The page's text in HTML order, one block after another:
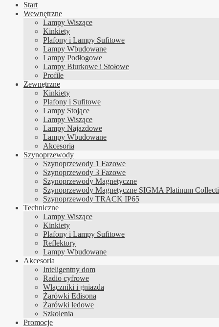
Start
Wewnętrzne
Lampy Wiszące
Kinkiety
Plafony i Lampy Sufitowe
Lampy Wbudowane
Lampy Podłogowe
Lampy Biurkowe i Stołowe
Profile
Zewnętrzne
Kinkiety
Plafony i Sufitowe
Lampy Stojące
Lampy Wiszące
Lampy Najazdowe
Lampy Wbudowane
Akcesoria
Szynoprzewody
Szynoprzewody 1 Fazowe
Szynoprzewody 3 Fazowe
Szynoprzewody Magnetyczne
Szynoprzewody Magnetyczne SIGMA Platinum
Szynoprzewody TRACK IP65
Techniczne
Lampy Wiszące
Kinkiety
Plafony i Lampy Sufitowe
Reflektory
Lampy Wbudowane
Akcesoria
Inteligentny dom
Radio cyfrowe
Włączniki i gniazda
Żarówki Edisona
Żarówki ledowe
Szkolenia
Promocje